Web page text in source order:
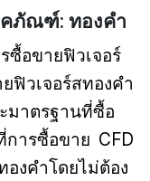
คภัณฑ์: ทองคำ
ซื้อขายฟิวเจอร์
ฟิวเจอร์สทองคำ
มาตรฐานที่ซื้อ
ารซื้อขาย CFD
งคำโดยไม่ต้อง